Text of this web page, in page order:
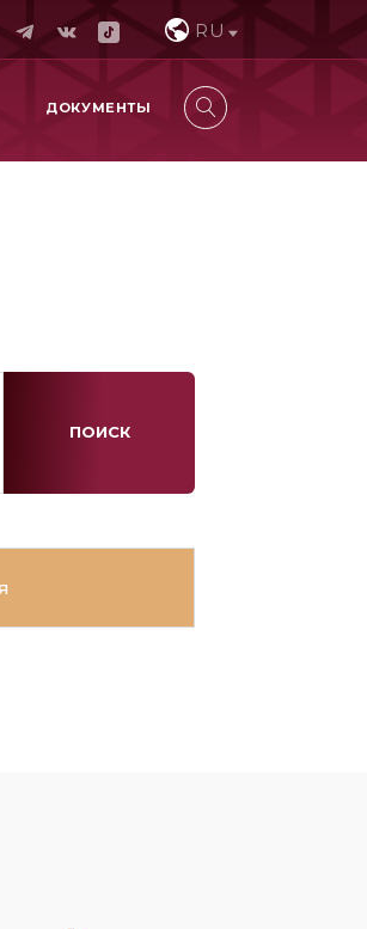
RU
ДОКУМЕНТЫ
ПОИСК